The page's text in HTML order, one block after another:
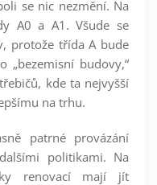
se nic nezmění. Na
A0 a A1. Všude se
protože třída A bude
„bezemisní budovy,“
kde ta nejvyšší
na trhu.
patrné provázání
politikami. Na
renovací mají jít